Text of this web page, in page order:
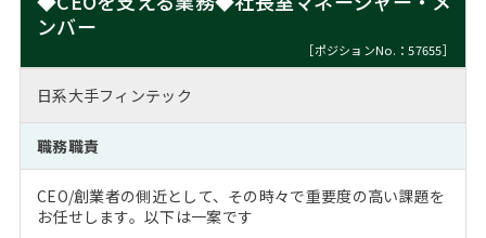
ンバー
［ポジションNo.：57655］
日系大手フィンテック
職務職責
CEO/創業者の側近として、その時々で重要度の高い課題を
お任せします。以下は一案です